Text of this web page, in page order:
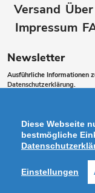
Versand
Impressum
Newsletter
Ausführliche Informationen
Datenschutzerklärung.
Sie
unsere
Mailingliste
Diese Webseite
bestmögliche
Einstellungen